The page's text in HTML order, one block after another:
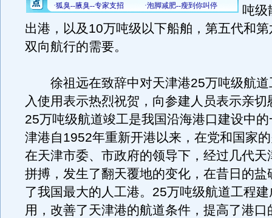
吨级
出港，以及10万吨级以下船舶，第五代和
双向航行的需要。
徐祖远在致辞中对天津港25万吨级航道
入使用表示热烈祝贺，向参建人员表示亲切
25万吨级航道竣工是我国沿海港口建设中
津港自1952年重新开港以来，在党和国家
在天津市委、市政府的领导下，经过几代天
拼搏，发生了翻天覆地的变化，在昔日的盐
了我国最大的人工港。25万吨级航道工程
用，改善了天津港的航道条件，提高了港口